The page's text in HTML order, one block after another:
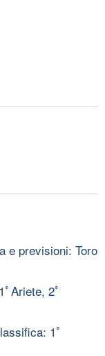
e previsioni: Toro
Ariete, 2ﾟ
1ﾟ